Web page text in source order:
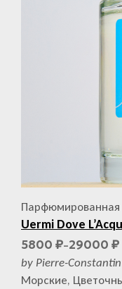
Парфюмированная
Uermi Dove
5800 ₽–29000 ₽
by Pierre-
Морские,